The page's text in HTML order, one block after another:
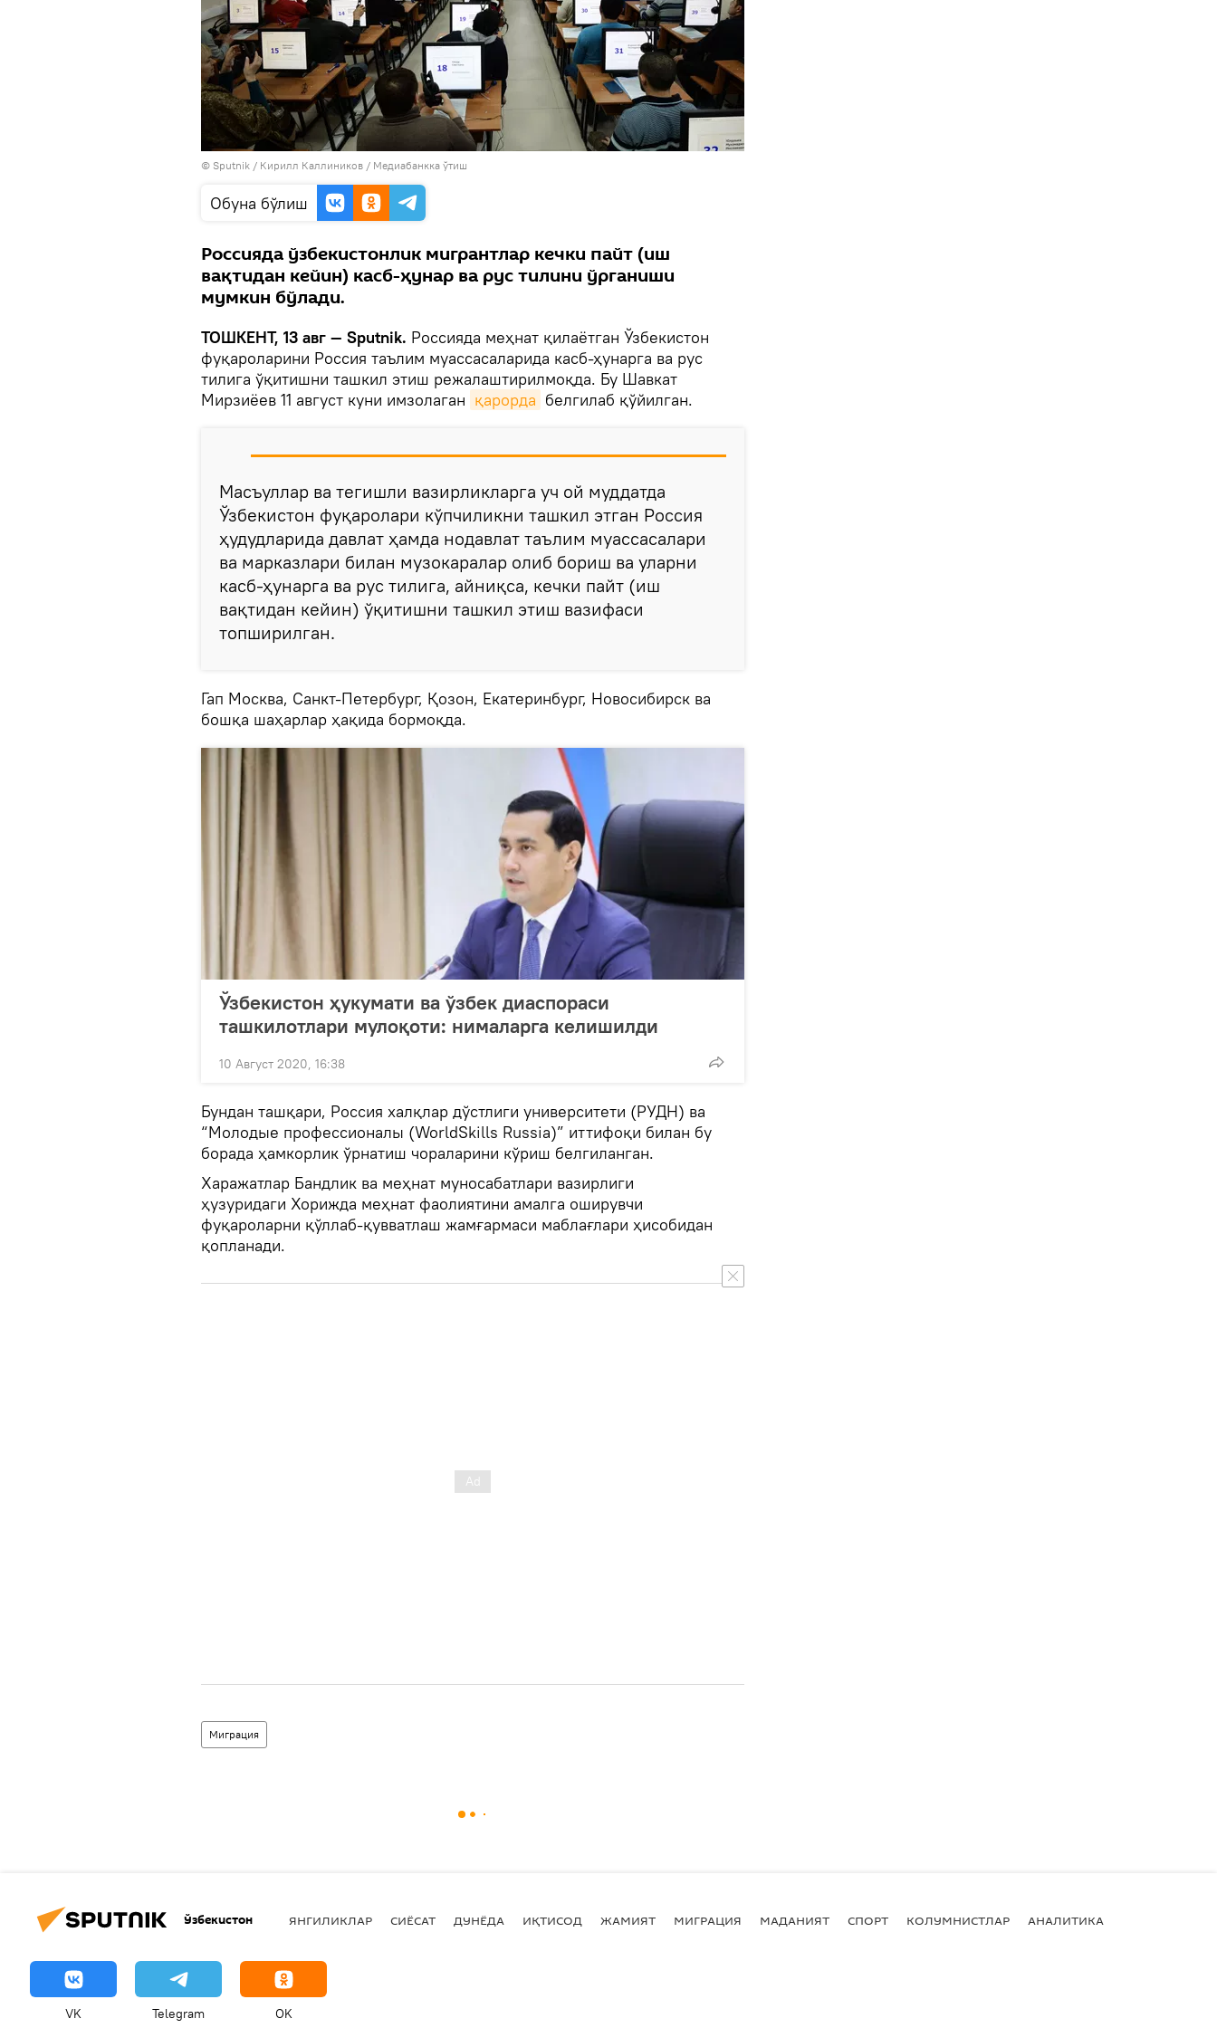
© Sputnik / Кирилл Каллиников / Медиабанкка ўтиш
Oбуна бўлиш
Россияда ўзбекистонлик мигрантлар кечки пайт (иш
вақтидан кейин) касб-ҳунар ва рус тилини ўрганиши
мумкин бўлади.
ТОШКЕНТ, 13 авг — Sputnik. Россияда меҳнат қилаётган Ўзбекистон
фуқароларини Россия таълим муассасаларида касб-ҳунарга ва рус
тилига ўқитишни ташкил этиш режалаштирилмоқда. Бу Шавкат
Мирзиёев 11 август куни имзолаган қарорда белгилаб қўйилган.
Масъуллар ва тегишли вазирликларга уч ой муддатда
Ўзбекистон фуқаролари кўпчиликни ташкил этган Россия
ҳудудларида давлат ҳамда нодавлат таълим муассасалари
ва марказлари билан музокаралар олиб бориш ва уларни
касб-ҳунарга ва рус тилига, айниқса, кечки пайт (иш
вақтидан кейин) ўқитишни ташкил этиш вазифаси
топширилган.
Гап Москва, Санкт-Петербург, Қозон, Екатеринбург, Новосибирск ва
бошқа шаҳарлар ҳақида бормоқда.
Ўзбекистон ҳукумати ва ўзбек диаспораси
ташкилотлари мулоқоти: нималарга келишилди
10 Август 2020, 16:38
Бундан ташқари, Россия халқлар дўстлиги университети (РУДН) ва
“Молодые профессионалы (WorldSkills Russia)” иттифоқи билан бу
борада ҳамкорлик ўрнатиш чораларини кўриш белгиланган.
Харажатлар Бандлик ва меҳнат муносабатлари вазирлиги
ҳузуридаги Хорижда меҳнат фаолиятини амалга оширувчи
фуқароларни қўллаб-қувватлаш жамғармаси маблағлари ҳисобидан
қопланади.
Миграция
Ўзбекистон ЯНГИЛИКЛАР СИЁСАТ ДУНЁДА ИҚТИСОД ЖАМИЯТ МИГРАЦИЯ МАДАНИЯТ СПОРТ КОЛУМНИСТЛАР АНАЛИТИКА
VK Telegram OK